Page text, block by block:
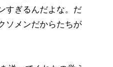
すぎるんだよな。だ
ソメンだからたちが